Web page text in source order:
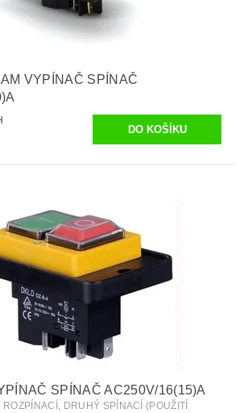
VYPÍNAČ SPÍNAČ
SPÍNAČ AC250V/16(15)A
ROZPÍNACÍ, DRUHÝ SPÍNACÍ (POUŽITÍ